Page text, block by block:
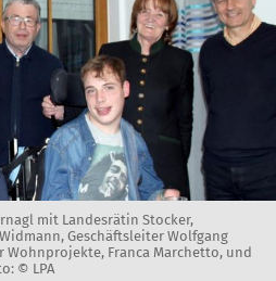
mit Landesrätin Stocker,
Geschäftsleiter Wolfgang
Franca Marchetto, und
© LPA